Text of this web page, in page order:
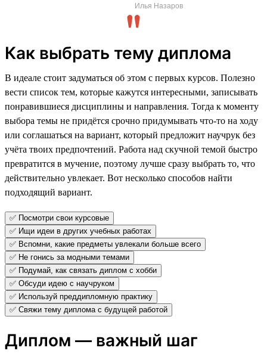
Илья Назаров
Как выбрать тему диплома
В идеале стоит задуматься об этом с первых курсов. Полезно
вести список тем, которые кажутся интересными, записывать
понравившиеся дисциплины и направления. Тогда к моменту
выбора темы не придётся срочно придумывать что-то на ходу
или соглашаться на вариант, который предложит научрук без
учёта твоих предпочтений. Работа над скучной темой быстро
превратится в мучение, поэтому лучше сразу выбрать то, что
действительно увлекает. Вот несколько способов найти
подходящий вариант.
✅ Посмотри свои курсовые
✅ Ищи идеи в других учебных работах
✅ Вспомни, какие предметы увлекали больше всего
✅ Не гонись за модными темами
✅ Подумай, как связать диплом с хобби
✅ Обсуди идею с научруком
✅ Используй преддипломную практику
✅ Свяжи тему диплома с будущей работой
Диплом — важный шаг